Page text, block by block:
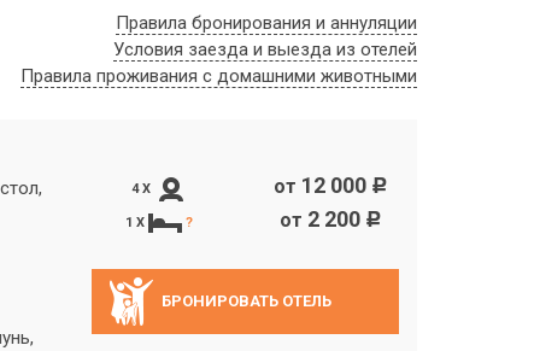
Правила бронирования и аннуляции
Условия заезда и выезда из отелей
Правила проживания с домашними животными
4 X от 12 000 c
1 X ? от 2 200 c
БРОНИРОВАТЬ ОТЕЛЬ